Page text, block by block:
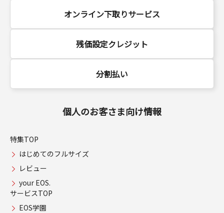
オンライン下取りサービス
残価設定クレジット
分割払い
個人のお客さま向け情報
特集TOP
はじめてのフルサイズ
レビュー
your EOS.
サービスTOP
EOS学園